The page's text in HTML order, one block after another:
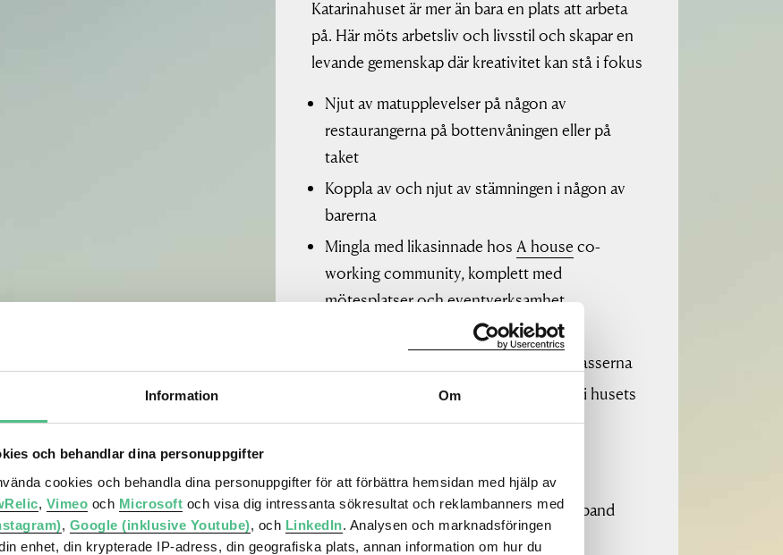
Information Om
och behandlar dina personuppgifter
cookies och behandla dina personuppgifter för att förbättra hemsidan med hjälp av
, Vimeo och Microsoft och visa dig intressanta sökresultat och reklambanners med
, Google (inklusive Youtube), och LinkedIn. Analysen och marknadsföringen
enhet, din krypterade IP-adress, din geografiska plats, annan information om hur du
Katarinahuset är mer än bara en plats att arbeta
på. Här möts arbetsliv och livsstil och skapar en
levande gemenskap där kreativitet kan stå i fokus
Njut av matupplevelser på någon av
restaurangerna på bottenvåningen eller på
taket
Koppla av och njut av stämningen i någon av
barerna
Mingla med likasinnade hos A house co-
working community, komplett med
mötesplatser och eventverksamhet
Bo bekvämt på hotellet
Upplev panoramautsikten från takterrasserna
Ta hand om hälsa, miljö och din cykel i husets
stora cykellounge
Kontorsentréer med direktaccess till
kommunikationer och shopping i samband
med att Slussens nya galleria öppnar